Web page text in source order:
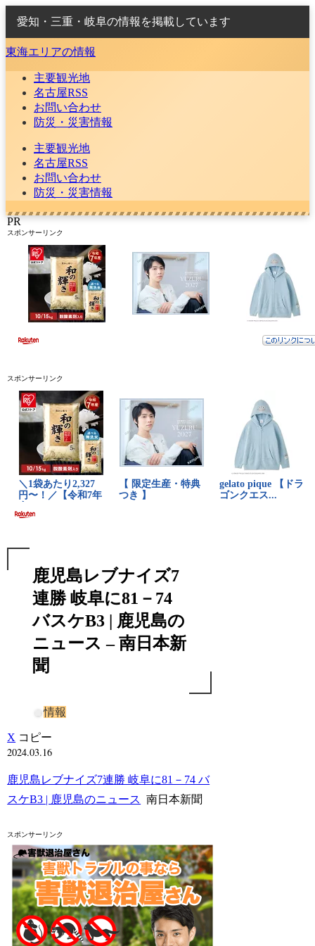
愛知・三重・岐阜の情報を掲載しています
東海エリアの情報
主要観光地
名古屋RSS
お問い合わせ
防災・災害情報
主要観光地
名古屋RSS
お問い合わせ
防災・災害情報
PR
スポンサーリンク
スポンサーリンク
鹿児島レブナイズ7
連勝 岐阜に81－74
バスケB3 | 鹿児島の
ニュース – 南日本新
聞
情報
X コピー
2024.03.16
鹿児島レブナイズ7連勝 岐阜に81－74 バ
スケB3 | 鹿児島のニュース 南日本新聞
スポンサーリンク